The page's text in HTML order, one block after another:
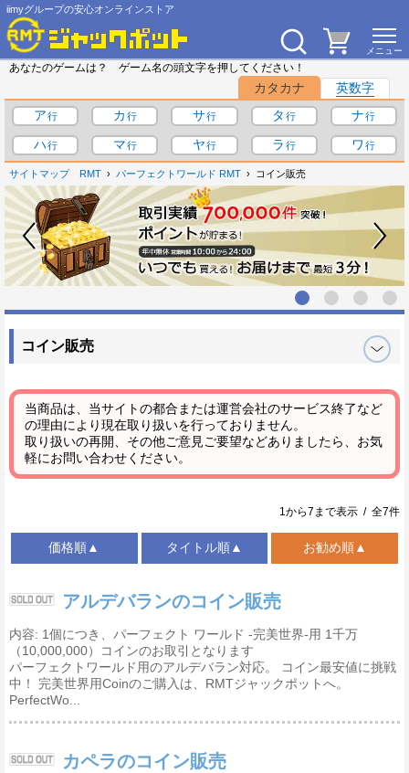
iimyグループの安心オンラインストア
あなたのゲームは？ ゲーム名の頭文字を押してください！
カタカナ
英数字
ア
カ サ タ
ナ
ハ
マ ヤ ラ ワ
サイトマップ RMT パーフェクトワールド RMT コイン販売
コイン販売
当商品は、当サイトの都合または運営会社のサービス終了など
の理由により現在取り扱いを行っておりません。
取り扱いの再開、その他ご意見ご要望などありましたら、お気
軽にお問い合わせください。
1から7まで表示 / 全7件
価格順▲ タイトル順▲ お勧め順▲
アルデバランのコイン販売
内容: 1個につき、パーフェクト ワールド -完美世界-用 1千万
（10,000,000）コインのお取引となります
パーフェクトワールド用のアルデバラン対応。 コイン最安値に挑戦
中！ 完美世界用Coinのご購入は、RMTジャックポットへ。
PerfectWo...
カペラのコイン販売